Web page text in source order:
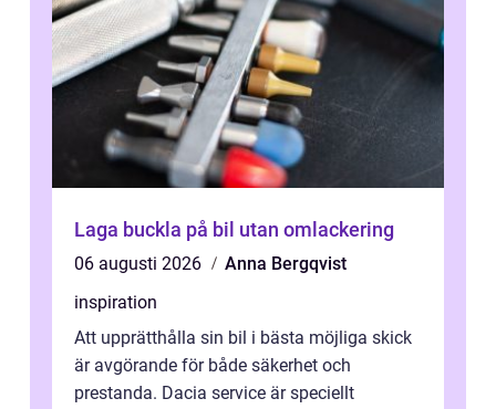
Laga buckla på bil utan omlackering
06 augusti 2026
Anna Bergqvist
inspiration
Att upprätthålla sin bil i bästa möjliga skick
är avgörande för både säkerhet och
prestanda. Dacia service är speciellt